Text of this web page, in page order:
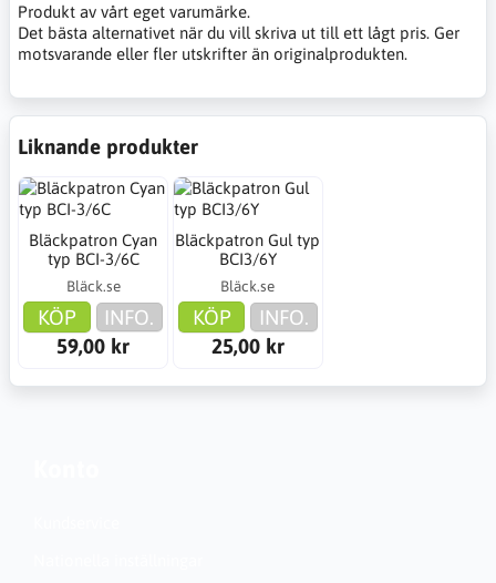
Produkt av vårt eget varumärke.
Det bästa alternativet när du vill skriva ut till ett lågt pris. Ger
motsvarande eller fler utskrifter än originalprodukten.
Liknande produkter
Bläckpatron Cyan
typ BCI-3/6C
Bläck.se
KÖP
INFO.
59,00 kr
Bläckpatron Gul typ
BCI3/6Y
Bläck.se
KÖP
INFO.
25,00 kr